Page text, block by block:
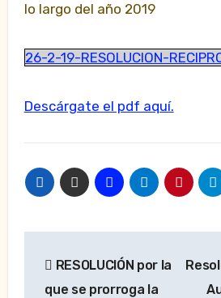
lo largo del año 2019
26-2-19-RESOLUCION-
Descárgate el pdf aquí.
de
RESOLUCIÓN por la
que se prorroga la